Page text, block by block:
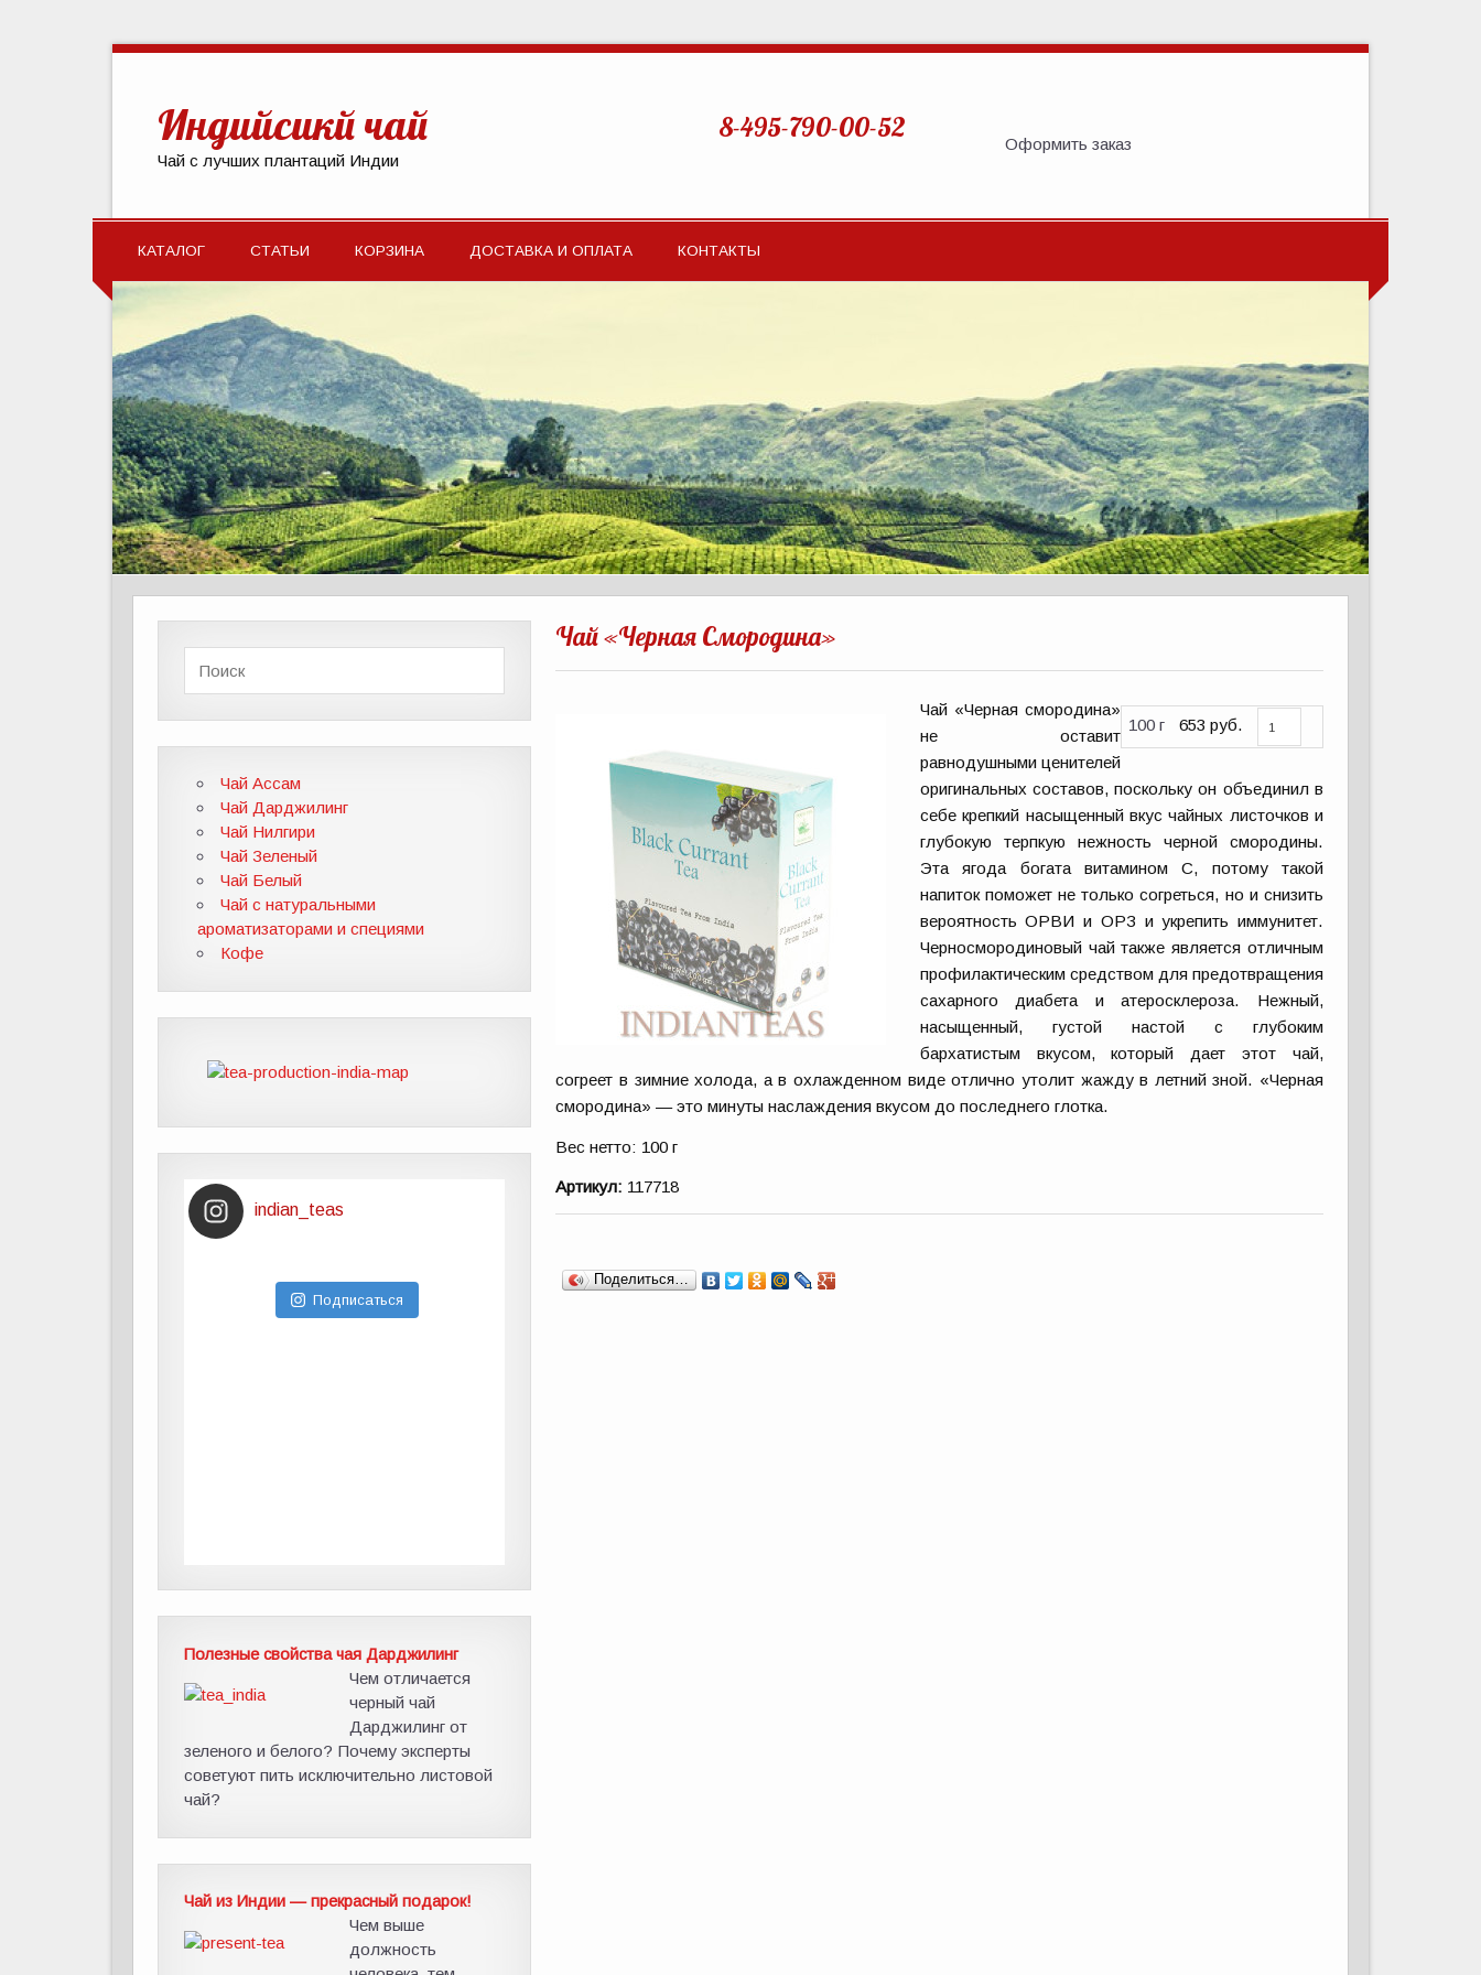
Индийсикй чай
Чай с лучших плантаций Индии
8-495-790-00-52
Оформить заказ
КАТАЛОГ СТАТЬИ КОРЗИНА ДОСТАВКА И ОПЛАТА КОНТАКТЫ
Чай «Черная Смородина»
100 г 653 руб.
Чай «Черная смородина»
не оставит
равнодушными ценителей
оригинальных составов, поскольку он объединил в
себе крепкий насыщенный вкус чайных листочков и
глубокую терпкую нежность черной смородины.
Эта ягода богата витамином C, потому такой
напиток поможет не только согреться, но и снизить
вероятность ОРВИ и ОРЗ и укрепить иммунитет.
Черносмородиновый чай также является отличным
профилактическим средством для предотвращения
сахарного диабета и атеросклероза. Нежный,
насыщенный, густой настой с глубоким
бархатистым вкусом, который дает этот чай,
согреет в зимние холода, а в охлажденном виде отлично утолит жажду в летний зной. «Черная
смородина» — это минуты наслаждения вкусом до последнего глотка.
Вес нетто: 100 г
Артикул: 117718
Поделиться…
Чай Ассам
Чай Дарджилинг
Чай Нилгири
Чай Зеленый
Чай Белый
Чай с натуральными
ароматизаторами и специями
Кофе
indian_teas
Подписаться
Полезные свойства чая Дарджилинг
Чем отличается
черный чай
Дарджилинг от
зеленого и белого? Почему эксперты
советуют пить исключительно листовой
чай?
Чай из Индии — прекрасный подарок!
Чем выше
должность